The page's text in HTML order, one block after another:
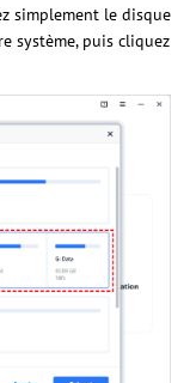
simplement le disque
système, puis cliquez